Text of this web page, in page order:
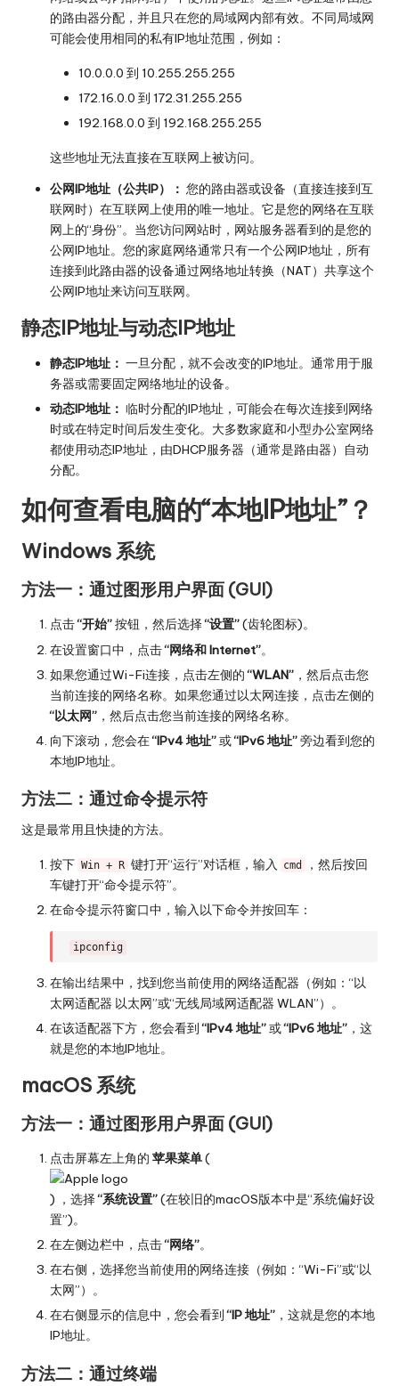
的路由器分配，并且只在您的局域网内部有效。不同局域网
可能会使用相同的私有IP地址范围，例如：
10.0.0.0 到 10.255.255.255
172.16.0.0 到 172.31.255.255
192.168.0.0 到 192.168.255.255
这些地址无法直接在互联网上被访问。
公网IP地址（公共IP）： 您的路由器或设备（直接连接到互
联网时）在互联网上使用的唯一地址。它是您的网络在互联
网上的“身份”。当您访问网站时，网站服务器看到的是您的
公网IP地址。您的家庭网络通常只有一个公网IP地址，所有
连接到此路由器的设备通过网络地址转换（NAT）共享这个
公网IP地址来访问互联网。
静态IP地址与动态IP地址
静态IP地址： 一旦分配，就不会改变的IP地址。通常用于服
务器或需要固定网络地址的设备。
动态IP地址： 临时分配的IP地址，可能会在每次连接到网络
时或在特定时间后发生变化。大多数家庭和小型办公室网络
都使用动态IP地址，由DHCP服务器（通常是路由器）自动
分配。
如何查看电脑的“本地IP地址”？
Windows 系统
方法一：通过图形用户界面 (GUI)
点击“开始”按钮，然后选择“设置”(齿轮图标)。
在设置窗口中，点击“网络和 Internet”。
如果您通过Wi-Fi连接，点击左侧的“WLAN” ，然后点击您
当前连接的网络名称。如果您通过以太网连接，点击左侧的
“以太网” ，然后点击您当前连接的网络名称。
向下滚动，您会在“IPv4 地址”或“IPv6 地址”旁边看到您的
本地IP地址。
方法二：通过命令提示符
这是最常用且快捷的方法。
按下 Win + R 键打开“运行”对话框，输入 cmd
，然后按回
车键打开“命令提示符”。
在命令提示符窗口中，输入以下命令并按回车：
ipconfig
在输出结果中，找到您当前使用的网络适配器（例如：“以
太网适配器 以太网”或“无线局域网适配器 WLAN”）。
在该适配器下方，您会看到“IPv4 地址”或“IPv6 地址” ，这
就是您的本地IP地址。
macOS 系统
方法一：通过图形用户界面 (GUI)
点击屏幕左上角的 苹果菜单(
) ，选择“系统设置”(在较旧的macOS版本中是“系统偏好设
置”)。
在左侧边栏中，点击“网络”。
在右侧，选择您当前使用的网络连接（例如：“Wi-Fi”或“以
太网”）。
在右侧显示的信息中，您会看到“IP 地址” ，这就是您的本地
IP地址。
方法二：通过终端